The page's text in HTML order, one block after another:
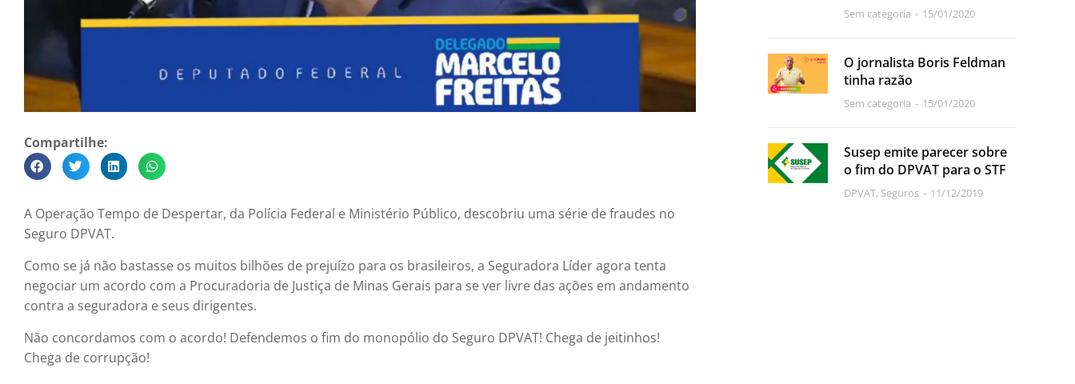
Compartilhe:
A Operação Tempo de Despertar, da Polícia Federal e Ministério Público, descobriu uma série de fraudes no
Seguro DPVAT.
Como se já não bastasse os muitos bilhões de prejuízo para os brasileiros, a Seguradora Líder agora tenta
negociar um acordo com a Procuradoria de Justiça de Minas Gerais para se ver livre das ações em andamento
contra a seguradora e seus dirigentes.
Não concordamos com o acordo! Defendemos o fim do monopólio do Seguro DPVAT! Chega de jeitinhos!
Chega de corrupção!
Sem categoria 15/01/2020
O jornalista Boris Feldman
tinha razão
Sem categoria 15/01/2020
Susep emite parecer sobre
o fim do DPVAT para o STF
DPVAT, Seguros 11/12/2019